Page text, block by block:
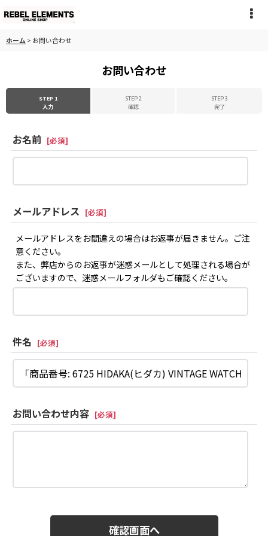
ホーム > お問い合わせ
お問い合わせ
STEP 1
入力
STEP 2
確認
STEP 3
完了
お名前 [必須]
メールアドレス [必須]
メールアドレスをお間違えの場合はお返事が届きません。ご注
意ください。
また、弊店からのお返事が迷惑メールとして処理される場合が
ございますので、迷惑メールフォルダもご確認ください。
件名 [必須]
お問い合わせ内容 [必須]
確認画面へ